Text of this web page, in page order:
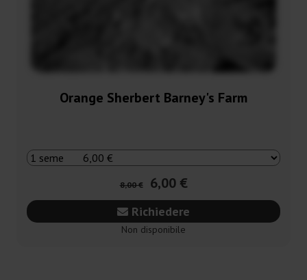
Orange Sherbert Barney's Farm
8,00 € 6,00 €
Richiedere
Non disponibile